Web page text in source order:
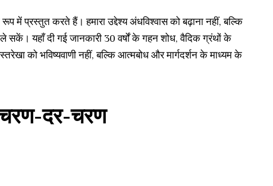
में प्रस्तुत करते हैं। हमारा उद्देश्य अंधविश्वास को बढ़ाना नहीं, बल्कि
यहाँ दी गई जानकारी 30 वर्षों के गहन शोध, वैदिक ग्रंथों के
को भविष्यवाणी नहीं, बल्कि आत्मबोध और मार्गदर्शन के माध्यम के
चरण-दर-चरण